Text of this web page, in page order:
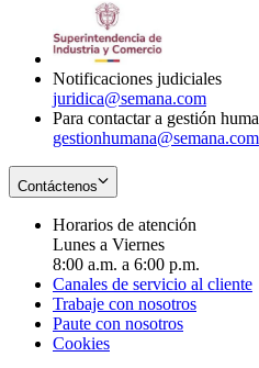
Notificaciones judiciales
juridica@semana.com
Para contactar a gestión
gestionhumana@semana.com
Contáctenos
Horarios de atención
Lunes a Viernes
8:00 a.m. a 6:00 p.m.
Canales de servicio al cliente
Trabaje con nosotros
Paute con nosotros
Cookies